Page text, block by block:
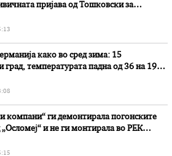
пријава од Тошковски за
како во сред зима: 15
град, температурата падна од 36 на 19
компани“ ги демонтирала погонските
„Осломеј“ и не ги монтирала во РЕК